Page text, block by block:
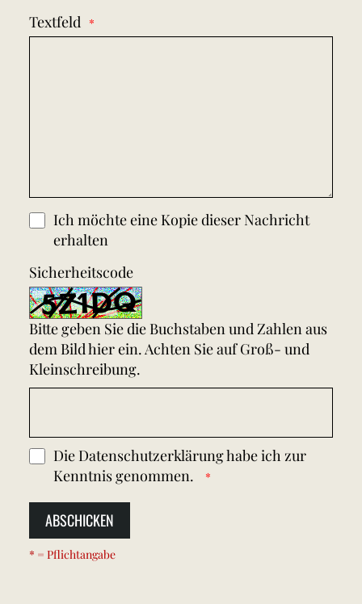
Textfeld
Ich möchte eine Kopie dieser Nachricht
erhalten
Sicherheitscode
Bitte geben Sie die Buchstaben und Zahlen aus
dem Bild hier ein. Achten Sie auf Groß- und
Kleinschreibung.
Die Datenschutzerklärunghabe ich zur
Kenntnis genommen.
ABSCHICKEN
* = Pflichtangabe